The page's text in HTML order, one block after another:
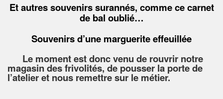
Et autres souvenirs surannés, comme ce carnet
de bal oublié…
Souvenirs d’une marguerite effeuillée
Le moment est donc venu de rouvrir notre
magasin des frivolités, de pousser la porte de
l’atelier et nous remettre sur le métier.